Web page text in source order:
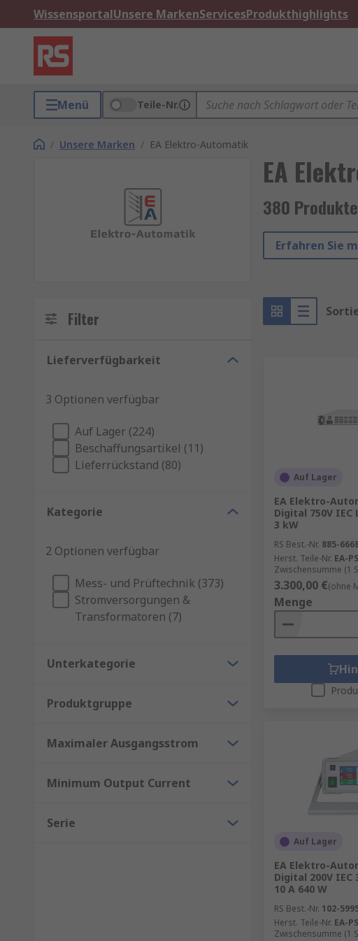
WissensportalUnsere MarkenServicesProdukthighlights
Menü Teile-Nr.
/ Unsere Marken / EA Elektro-Automatik
EA
380
Erfahren Sie
Filter
Lieferverfügbarkeit
3 Optionen verfügbar
Auf Lager (224)
Beschaffungsartikel (11)
Lieferrückstand (80)
Kategorie
2 Optionen verfügbar
Mess- und Prüftechnik (373)
Stromversorgungen &
Transformatoren (7)
Unterkategorie
Produktgruppe
Maximaler Ausgangsstrom
Minimum Output Current
Serie
Auf Lager
EA Elektro-
Digital 750V
3 kW
RS Best.-Nr. 885-
Herst. Teile-Nr. EA-
Zwischensumme (1
3.300,00 €(ohne
Menge
Auf Lager
EA Elektro-
Digital 200V
10 A 640 W
RS Best.-Nr. 102-
Herst. Teile-Nr. EA-
Zwischensumme (1